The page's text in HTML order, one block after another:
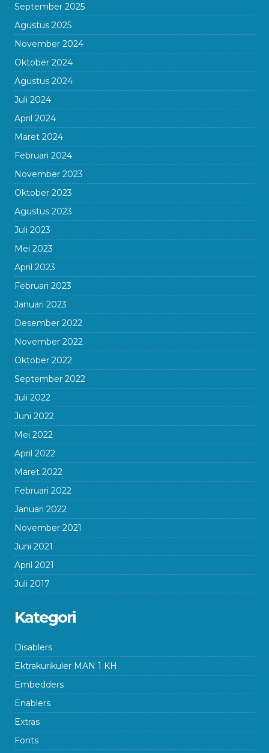
September 2025
Agustus 2025
November 2024
Oktober 2024
Agustus 2024
Juli 2024
April 2024
Maret 2024
Februari 2024
November 2023
Oktober 2023
Agustus 2023
Juli 2023
Mei 2023
April 2023
Februari 2023
Januari 2023
Desember 2022
November 2022
Oktober 2022
September 2022
Juli 2022
Juni 2022
Mei 2022
April 2022
Maret 2022
Februari 2022
Januari 2022
November 2021
Juni 2021
April 2021
Juli 2017
Kategori
Disablers
Ektrakurikuler MAN 1 KH
Embedders
Enablers
Extras
Fonts